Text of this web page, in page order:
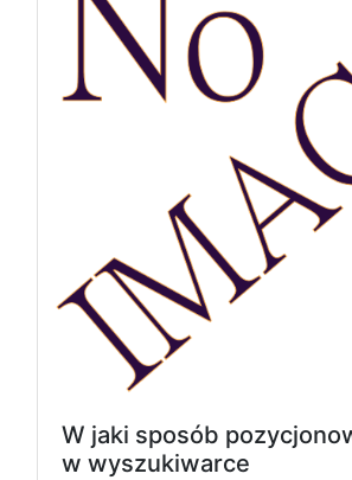
W jaki sposób
w wyszukiwarce